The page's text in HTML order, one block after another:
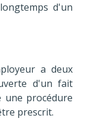
d'un
a deux
d'un fait
procédure
prescrit.